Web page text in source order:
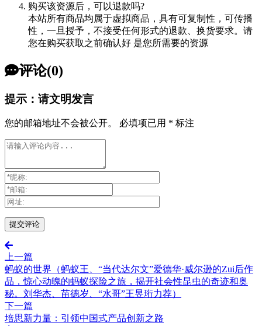
购买该资源后，可以退款吗?
本站所有商品均属于虚拟商品，具有可复制性，可传播
性，一旦授予，不接受任何形式的退款、换货要求。请
您在购买获取之前确认好 是您所需要的资源
评论(0)
提示：请文明发言
您的邮箱地址不会被公开。 必填项已用 * 标注
上一篇
蚂蚁的世界（蚂蚁王、“当代达尔文”爱德华·威尔逊的Zui后作
品，惊心动魄的蚂蚁探险之旅，揭开社会性昆虫的奇迹和奥
秘。刘华杰、苗德岁、“水哥”王昱珩力荐）
下一篇
培思新力量：引领中国式产品创新之路